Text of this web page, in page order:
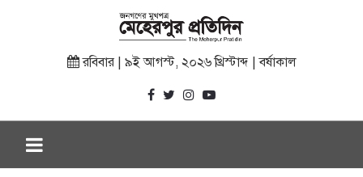
রবিবার | ৯ই আগস্ট, ২০২৬ খ্রিস্টাব্দ | বর্ষাকাল